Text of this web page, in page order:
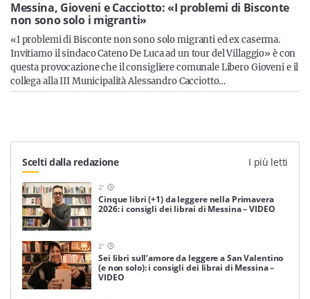
Servizi
nostra newsletter
Iscriviti
Messina, Gioveni e Cacciotto: «I problemi di Bisconte
non sono solo i migranti»
«I problemi di Bisconte non sono solo migranti ed ex caserma.
Invitiamo il sindaco Cateno De Luca ad un tour del Villaggio» è con
questa provocazione che il consigliere comunale Libero Gioveni e il
collega alla III Municipalità Alessandro Cacciotto…
Scelti dalla redazione I più letti
2'
Cinque libri (+1) da leggere nella Primavera
2026: i consigli dei librai di Messina – VIDEO
2'
Sei libri sull’amore da leggere a San Valentino
(e non solo): i consigli dei librai di Messina –
VIDEO